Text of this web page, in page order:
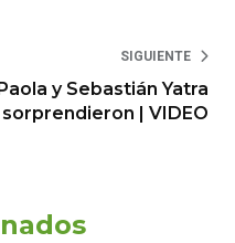
SIGUIENTE
y Sebastián Yatra
| VIDEO